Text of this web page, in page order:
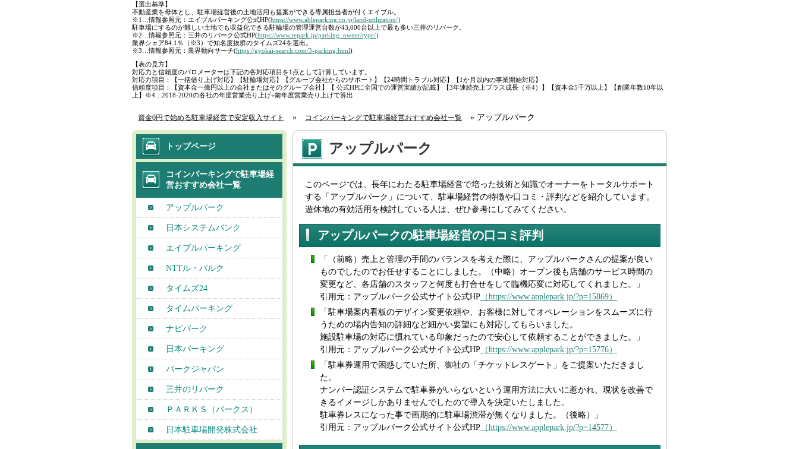
【選出基準】
不動産業を母体とし、駐車場経営後の土地活用も提案ができる専属担当者が付くエイブル。
※1…情報参照元：エイブルパーキング公式HP(https://www.ableparking.co.jp/land-utilization/）
駐車場にするのが難しい土地でも収益化できる駐輪場の管理運営台数が43,000台以上で最も多い三井のリパーク。
※2…情報参照元：三井のリパーク公式HP(https://www.repark.jp/parking_owner/type/）
業界シェア84.1％（※3）で知名度抜群のタイムズ24を選出。
※3…情報参照元：業界動向サーチ(https://gyokai-search.com/3-parking.html)
【表の見方】
対応力と信頼度のバロメーターは下記の各対応項目を1点として計算しています。
対応力項目：【一括借り上げ対応】【駐輪場対応】【グループ会社からのサポート】【24時間トラブル対応】【1か月以内の事業開始対応】
信頼度項目：【資本金一億円以上の会社またはそのグループ会社】【 公式HPに全国での運営実績が記載】【3年連続売上プラス成長（※4）】【資本金5千万以上】【創業年数10年以
上】※4…2018-2020の各社の年度営業売り上げ÷前年度営業売り上げで算出
資金0円で始める駐車場経営で安定収入サイト » コインパーキングで駐車場経営おすすめ会社一覧 » アップルパーク
アップルパーク
このページでは、長年にわたる駐車場経営で培った技術と知識でオーナーをトータルサポート
する「アップルパーク」について、駐車場経営の特徴や口コミ・評判などを紹介しています。
遊休地の有効活用を検討している人は、ぜひ参考にしてみてください。
アップルパークの駐車場経営の口コミ評判
「（前略）売上と管理の手間のバランスを考えた際に、アップルパークさんの提案が良い
ものでしたのでお任せすることにしました。（中略）オープン後も店舗のサービス時間の
変更など、各店舗のスタッフと何度も打合せをして臨機応変に対応してくれました。」
引用元：アップルパーク公式サイト公式HP （https://www.applepark.jp/?p=15869）
「駐車場案内看板のデザイン変更依頼や、お客様に対してオペレーションをスムーズに行
うための場内告知の詳細など細かい要望にも対応してもらいました。
施設駐車場の対応に慣れている印象だったので安心して依頼することができました。」
引用元：アップルパーク公式サイト公式HP （https://www.applepark.jp/?p=15776）
「駐車券運用で困惑していた所、御社の「チケットレスゲート」をご提案いただきまし
た。
ナンバー認証システムで駐車券がいらないという運用方法に大いに惹かれ、現状を改善で
きるイメージしかありませんでしたので導入を決定いたしました。
駐車券レスになった事で画期的に駐車場渋滞が無くなりました。（後略）」
引用元：アップルパーク公式サイト公式HP （https://www.applepark.jp/?p=14577）
トップページ
コインパーキングで駐車場経
営おすすめ会社一覧
アップルパーク
日本システムバンク
エイブルパーキング
NTTル・パルク
タイムズ24
タイムパーキング
ナビパーク
日本パーキング
パークジャパン
三井のリパーク
ＰＡＲＫＳ（パークス）
日本駐車場開発株式会社